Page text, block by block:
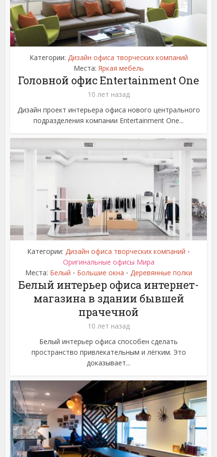
Категории: Дизайн офиса творческих компаний
Места: Яркая мебель
Головной офис Entertainment One
10 лет назад
Дизайн проект интерьера офиса нового центрального
подразделения компании Entertainment One...
Категории: Дизайн офиса творческих компаний •
Оригинальные офисы Мира
Места: Белый • Большие окна • Деревянные полки
Белый интерьер офиса интернет-
магазина в здании бывшей
прачечной
10 лет назад
Белый интерьер офиса способен сделать
пространство привлекательным и лёгким. Это
доказывает...